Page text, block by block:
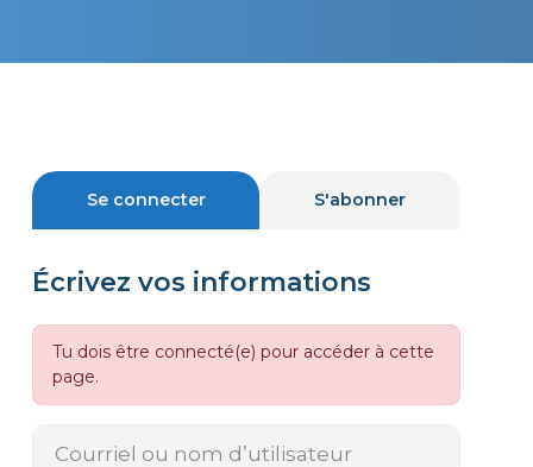
Se connecter S'abonner
Écrivez vos informations
Tu dois être connecté(e) pour accéder à cette
page.